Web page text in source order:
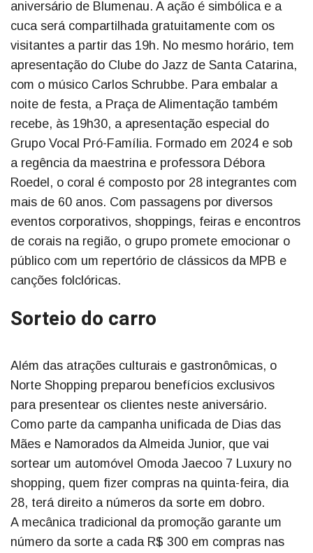
aniversário de Blumenau. A ação é simbólica e a
cuca será compartilhada gratuitamente com os
visitantes a partir das 19h. No mesmo horário, tem
apresentação do Clube do Jazz de Santa Catarina,
com o músico Carlos Schrubbe. Para embalar a
noite de festa, a Praça de Alimentação também
recebe, às 19h30, a apresentação especial do
Grupo Vocal Pró-Família. Formado em 2024 e sob
a regência da maestrina e professora Débora
Roedel, o coral é composto por 28 integrantes com
mais de 60 anos. Com passagens por diversos
eventos corporativos, shoppings, feiras e encontros
de corais na região, o grupo promete emocionar o
público com um repertório de clássicos da MPB e
canções folclóricas.
Sorteio do carro
Além das atrações culturais e gastronômicas, o
Norte Shopping preparou benefícios exclusivos
para presentear os clientes neste aniversário.
Como parte da campanha unificada de Dias das
Mães e Namorados da Almeida Junior, que vai
sortear um automóvel Omoda Jaecoo 7 Luxury no
shopping, quem fizer compras na quinta-feira, dia
28, terá direito a números da sorte em dobro.
A mecânica tradicional da promoção garante um
número da sorte a cada R$ 300 em compras nas